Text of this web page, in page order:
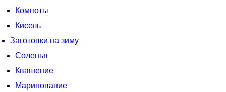
Компоты
Кисель
Заготовки на зиму
Соленья
Квашение
Маринование